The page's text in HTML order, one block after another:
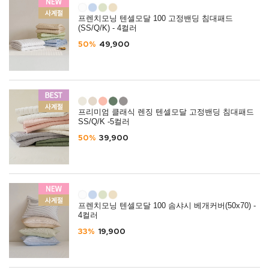
프렌치모닝 텐셀모달 100 고정밴딩 침대패드
(SS/Q/K) - 4컬러
50% 49,900
프리미엄 클래식 렌징 텐셀모달 고정밴딩 침대패드
SS/Q/K -5컬러
50% 39,900
프렌치모닝 텐셀모달 100 솜샤시 베개커버(50x70) -
4컬러
33% 19,900